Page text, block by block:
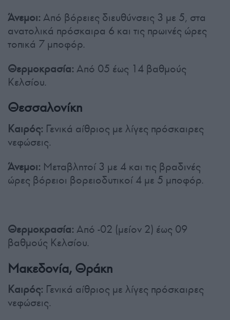
Άνεμοι: Από βόρειες διευθύνσεις 3 με 5, στα
ανατολικά πρόσκαιρα 6 και τις πρωινές ώρες
τοπικά 7 μποφόρ.
Θερμοκρασία: Από 05 έως 14 βαθμούς
Κελσίου.
Θεσσαλονίκη
Καιρός: Γενικά αίθριος με λίγες πρόσκαιρες
νεφώσεις.
Άνεμοι: Μεταβλητοί 3 με 4 και τις βραδινές
ώρες βόρειοι βορειοδυτικοί 4 με 5 μποφόρ.
Θερμοκρασία: Από -02 (μείον 2) έως 09
βαθμούς Κελσίου.
Μακεδονία, Θράκη
Καιρός: Γενικά αίθριος με λίγες πρόσκαιρες
νεφώσεις.